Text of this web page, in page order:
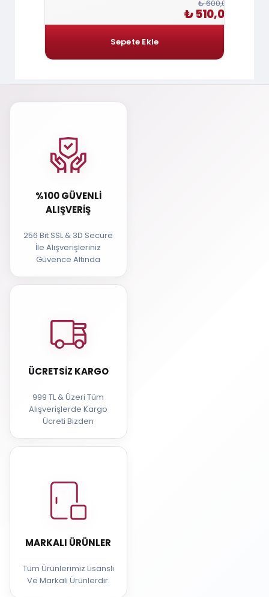
₺ 600,00
₺ 510,00
%100 GÜVENLI
ALIŞVERIŞ
256 Bit SSL & 3D Secure
İle Alışverişleriniz
Güvence Altında
ÜCRETSIZ KARGO
999 TL & Üzeri Tüm
Alışverişlerde Kargo
Ücreti Bizden
MARKALI ÜRÜNLER
Tüm Ürünlerimiz Lisanslı
Ve Markalı Ürünlerdir.